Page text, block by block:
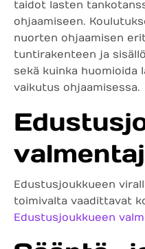
taidot lasten
ohjaamiseen.
nuorten ohjaamisen
tuntirakenteen ja
sekä kuinka huomioida
vaikutus ohjaamisessa.
Edustusjoukkueen
toimivalta vaadittavat
Edustusjoukkueen